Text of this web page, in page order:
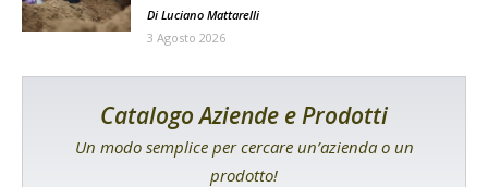
Di Luciano Mattarelli
3 Agosto 2026
Catalogo Aziende e Prodotti
Un modo semplice per cercare un’azienda o un
prodotto!